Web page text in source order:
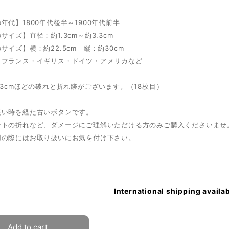
代】1800年代後半～1900年代前半
イズ】直径：約1.3cm～約3.3cm
サイズ】横：約22.5cm 縦：約30cm
ランス・イギリス・ドイツ・アメリカなど
ほどの破れと折れ跡がございます。（18枚目）
時を経た古いボタンです。
の折れなど、ダメージにご理解いただける方のみご購入くださいませ
際にはお取り扱いにお気を付け下さい。
International shipping